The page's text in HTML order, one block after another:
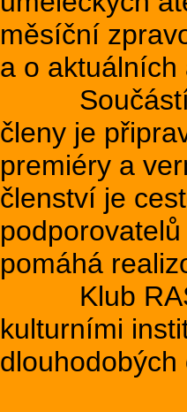
měsíční
a o aktuálních
Součástí
členy je
premiéry a
členství je
pomáhá
Klub RAS/
kulturními